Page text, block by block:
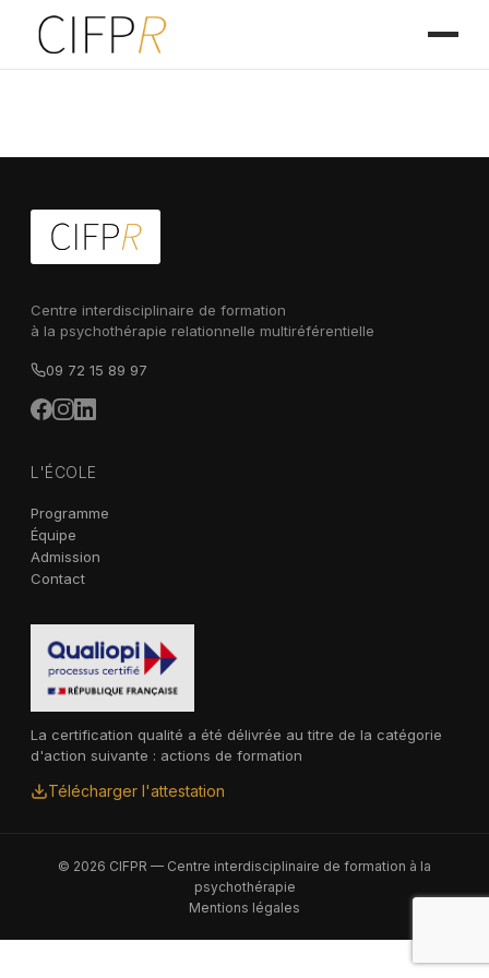
Centre interdisciplinaire de formation
à la psychothérapie relationnelle multiréférentielle
09 72 15 89 97
L'ÉCOLE
Programme
Équipe
Admission
Contact
La certification qualité a été délivrée au titre de la catégorie
d'action suivante : actions de formation
Télécharger l'attestation
© 2026 CIFPR — Centre interdisciplinaire de formation à la
psychothérapie
Mentions légales